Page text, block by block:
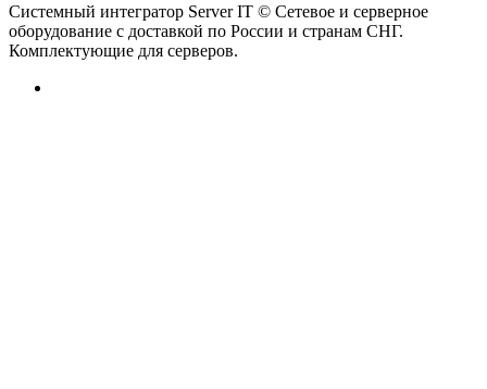
Системный интегратор Server IT © Сетевое и серверное
оборудование с доставкой по России и странам СНГ.
Комплектующие для серверов.